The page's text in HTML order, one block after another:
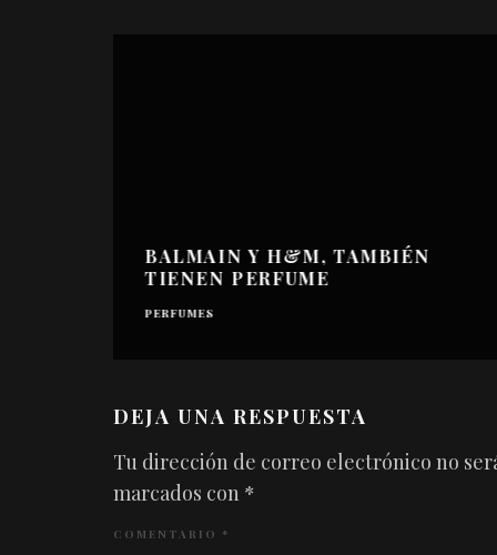
BALMAIN Y H&M, TAMBIÉN
TIENEN PERFUME
PERFUMES
DEJA UNA RESPUESTA
Tu dirección de correo electrónico no
marcados con *
COMENTARIO *